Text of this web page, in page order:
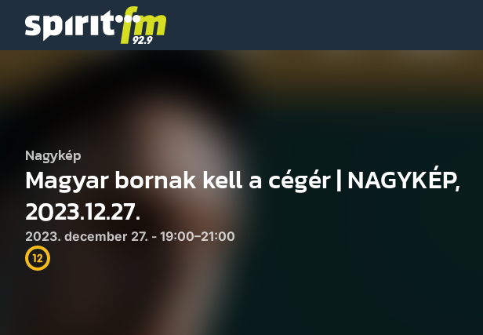
Spirit
Nagykép
Magyar bornak kell a cégér | NAGYKÉP,
2023.12.27.
2023. december 27. - 19:00–21:00